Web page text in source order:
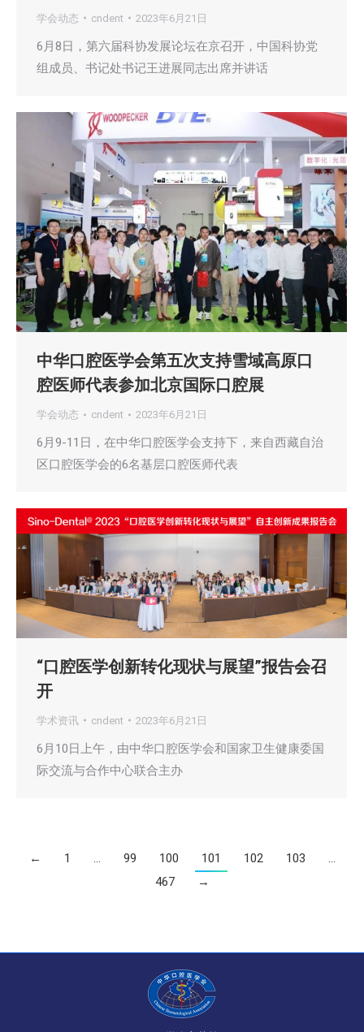
学会动态 cndent 2023年6月21日
6月8日，第六届科协发展论坛在京召开，中国科协党
组成员、书记处书记王进展同志出席并讲话
中华口腔医学会第五次支持雪域高原口
腔医师代表参加北京国际口腔展
学会动态 cndent 2023年6月21日
6月9-11日，在中华口腔医学会支持下，来自西藏自治
区口腔医学会的6名基层口腔医师代表
“口腔医学创新转化现状与展望”报告会召
开
学术资讯 cndent 2023年6月21日
6月10日上午，由中华口腔医学会和国家卫生健康委国
际交流与合作中心联合主办
← 1 … 99 100 101 102 103
…
467
→